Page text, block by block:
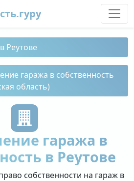
Реутове
гаража в собственность
область)
гаража в
в Реутове
собственности на гараж в